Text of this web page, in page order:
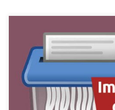
Le migliori tecniche per
dal cestino. Evitare che i
l'eliminazione.